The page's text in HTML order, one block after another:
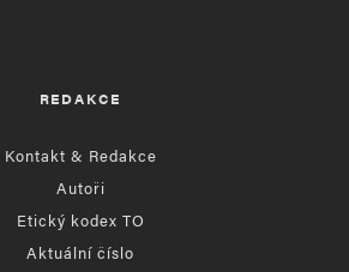
REDAKCE
Kontakt & Redakce
Autoři
Etický kodex TO
Aktuální číslo